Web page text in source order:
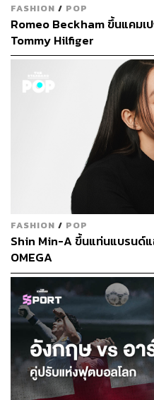
Emma Stone กับการนั่งสมา
ถือเป็นนักแสดงสาวที่นั่งสม
ภาพยนตร์เรื่องล่าสุดของเธอ
สโตน ต้องเข้ายิมเพื่อออกกำ
เองให้เหมือนลุคของนักเทน
อกจากเธอจะต้องเข้าออกยิม
ทั้งออกกำลังกายอีกหลากห
กิน อีกวิธีที่ทำให้เธอแข็งแ
สมาธิ แม้ว่าน้อยคนจะมองว่
เทรนร่างกาย แต่แท้จริงแล้ว
ถึงกันโดยตรง และสำคัญพอ
FASHION / POP
Romeo Beckham ขึ้นแคมเ
Tommy Hilfiger
FASHION / POP
Shin Min-A ขึ้นแท่นแบรนด์
OMEGA